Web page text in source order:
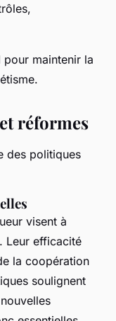
pour maintenir la
réformes
des politiques
visent à
Leur efficacité
la coopération
soulignent